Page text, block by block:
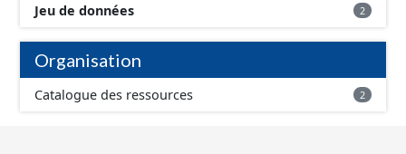
Jeu de données 2
Organisation
Catalogue des ressources 2